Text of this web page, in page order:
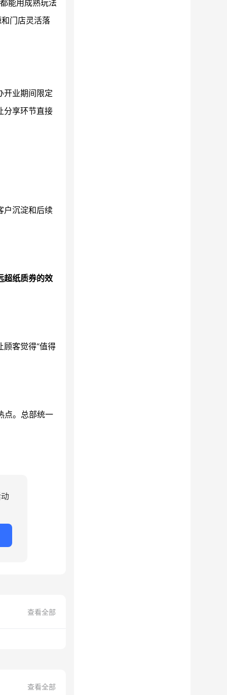
能用成熟玩法
门店灵活落
开业期间限定
分享环节直接
户沉淀和后续
超纸质券的效
顾客觉得“值得
点。总部统一
查看全部
查看全部